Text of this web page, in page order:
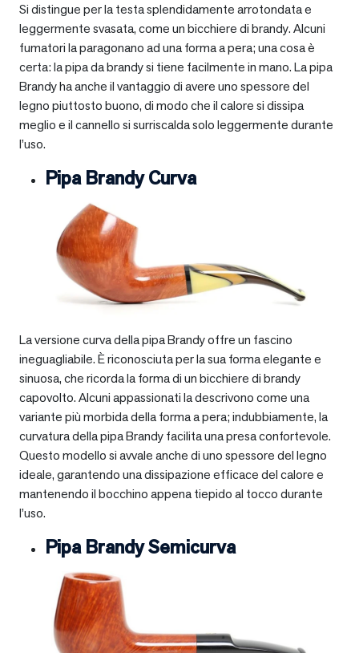
Si distingue per la testa splendidamente arrotondata e
leggermente svasata, come un bicchiere di brandy. Alcuni
fumatori la paragonano ad una forma a pera; una cosa è
certa: la pipa da brandy si tiene facilmente in mano. La pipa
Brandy ha anche il vantaggio di avere uno spessore del
legno piuttosto buono, di modo che il calore si dissipa
meglio e il cannello si surriscalda solo leggermente durante
l’uso.
Pipa Brandy Curva
La versione curva della pipa Brandy offre un fascino
ineguagliabile. È riconosciuta per la sua forma elegante e
sinuosa, che ricorda la forma di un bicchiere di brandy
capovolto. Alcuni appassionati la descrivono come una
variante più morbida della forma a pera; indubbiamente, la
curvatura della pipa Brandy facilita una presa confortevole.
Questo modello si avvale anche di uno spessore del legno
ideale, garantendo una dissipazione efficace del calore e
mantenendo il bocchino appena tiepido al tocco durante
l’uso.
Pipa Brandy Semicurva